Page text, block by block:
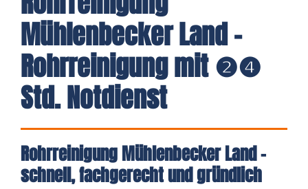
Mühlenbecker Land -
Rohrreinigung mit ❷❹
Std. Notdienst
Rohrreinigung Mühlenbecker Land –
schnell, fachgerecht und gründlich